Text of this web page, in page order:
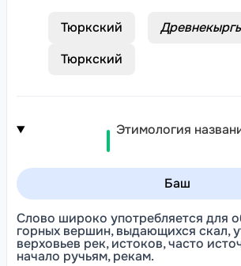
Тюркский
Тюркский
Этимология
Баш
Слово широко употребляется для
горных вершин, выдающихся скал,
верховьев рек, истоков, часто
начало ручьям, рекам.